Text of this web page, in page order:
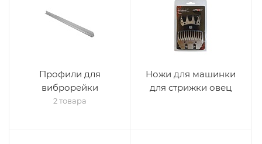
Профили для
виброрейки
2 товара
Ножи для машинки
для стрижки овец